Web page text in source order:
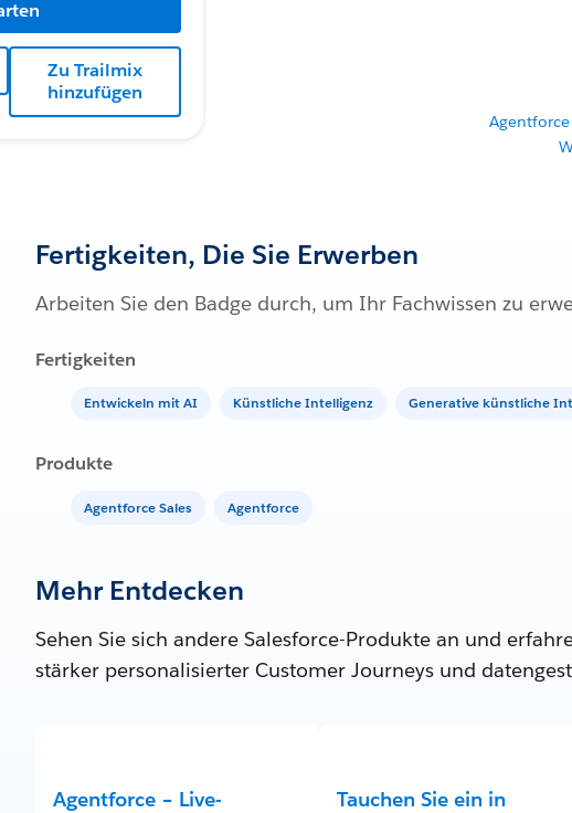
Zu Trailmix
hinzufügen
Fertigkeiten, Die Sie Erwerben
Arbeiten Sie den Badge durch, um Ihr Fachwissen zu
Fertigkeiten
Entwickeln mit AI Künstliche Intelligenz Generative künstliche
Produkte
Agentforce Sales Agentforce
Mehr Entdecken
Sehen Sie sich andere Salesforce-Produkte an und
stärker personalisierter Customer Journeys und
Agentforce – Live-
Tauchen Sie ein in